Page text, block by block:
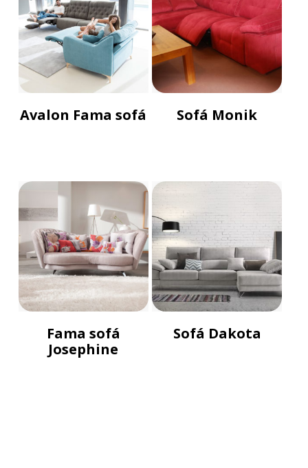
Avalon Fama sofá Sofá Monik
Fama sofá
Josephine
Sofá Dakota